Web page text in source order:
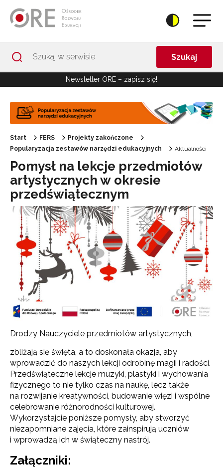
Szukaj
Newsletter ORE – zapisz się!
Start FERS
Projekty zakończone
Popularyzacja zestawów narzędzi edukacyjnych
Aktualności
Pomysł na lekcje przedmiotów
artystycznych w okresie
przedświątecznym
Drodzy Nauczyciele przedmiotów artystycznych,
zbliżają się święta, a to doskonała okazja, aby
wprowadzić do naszych lekcji odrobinę magii i radości.
Przedświąteczne lekcje muzyki, plastyki i wychowania
fizycznego to nie tylko czas na naukę, lecz także
na rozwijanie kreatywności, budowanie więzi i wspólne
celebrowanie różnorodności kulturowej.
Wykorzystajcie poniższe pomysły, aby stworzyć
niezapomniane zajęcia, które zainspirują uczniów
i wprowadzą ich w świąteczny nastrój.
Załączniki: